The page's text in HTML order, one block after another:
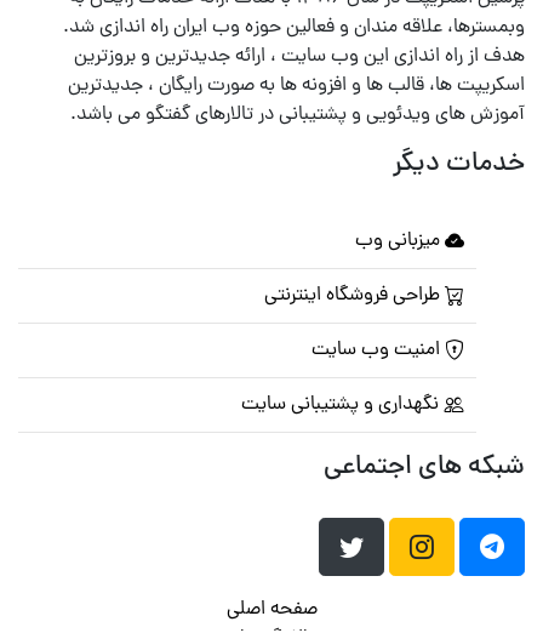
وبمسترها، علاقه مندان و فعالین حوزه وب ایران راه اندازی شد.
هدف از راه اندازی این وب سایت ، ارائه جدیدترین و بروزترین
اسکریپت ها، قالب ها و افزونه ها به صورت رایگان ، جدیدترین
آموزش های ویدئویی و پشتیبانی در تالارهای گفتگو می باشد.
خدمات دیگر
میزبانی وب
طراحی فروشگاه اینترنتی
امنیت وب سایت
نگهداری و پشتیبانی سایت
شبکه های اجتماعی
صفحه اصلی